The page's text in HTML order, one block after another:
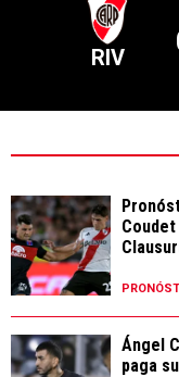
RIV
Ángel
paga